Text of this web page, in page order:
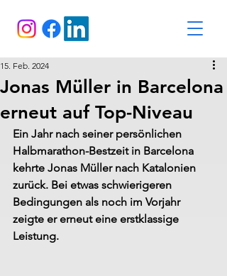
Jonas Müller in Barcelona
erneut auf Top-Niveau
15. Feb. 2024
Ein Jahr nach seiner persönlichen
Halbmarathon-Bestzeit in Barcelona
kehrte Jonas Müller nach Katalonien
zurück. Bei etwas schwierigeren
Bedingungen als noch im Vorjahr
zeigte er erneut eine erstklassige
Leistung.